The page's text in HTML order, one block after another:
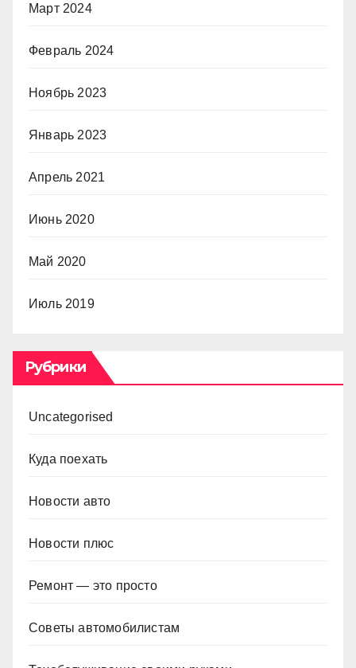
Март 2024
Февраль 2024
Ноябрь 2023
Январь 2023
Апрель 2021
Июнь 2020
Май 2020
Июль 2019
Рубрики
Uncategorised
Куда поехать
Новости авто
Новости плюс
Ремонт — это просто
Советы автомобилистам